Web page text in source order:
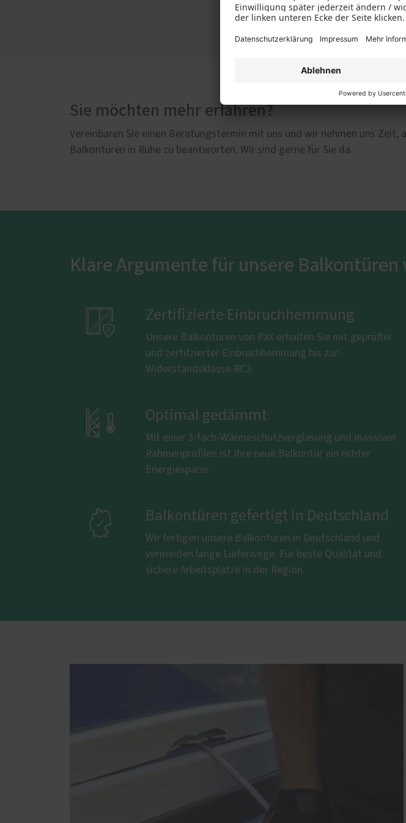
Sie möchten mehr erfahren?
Vereinbaren Sie einen Beratungstermin mit uns und wir nehmen uns Zeit,
Balkontüren in Ruhe zu beantworten. Wir sind gerne für Sie da.
Klare Argumente für unsere Balkontüren
 Zertifizierte Einbruchhemmung
Unsere Balkontüren von PaX erhalten Sie mit geprüfter
und zertifzierter Einbruchhemmung bis zur
Widerstandsklasse RC3.
 Optimal gedämmt
Mit einer 3-fach-Wärmeschutzverglasung und massiven
Rahmenprofilen ist Ihre neue Balkontür ein echter
Energiesparer.
 Balkontüren gefertigt in Deutschland
Wir fertigen unsere Balkontüren in Deutschland und
vermeiden lange Lieferwege. Für beste Qualität und
sichere Arbeitsplätze in der Region.